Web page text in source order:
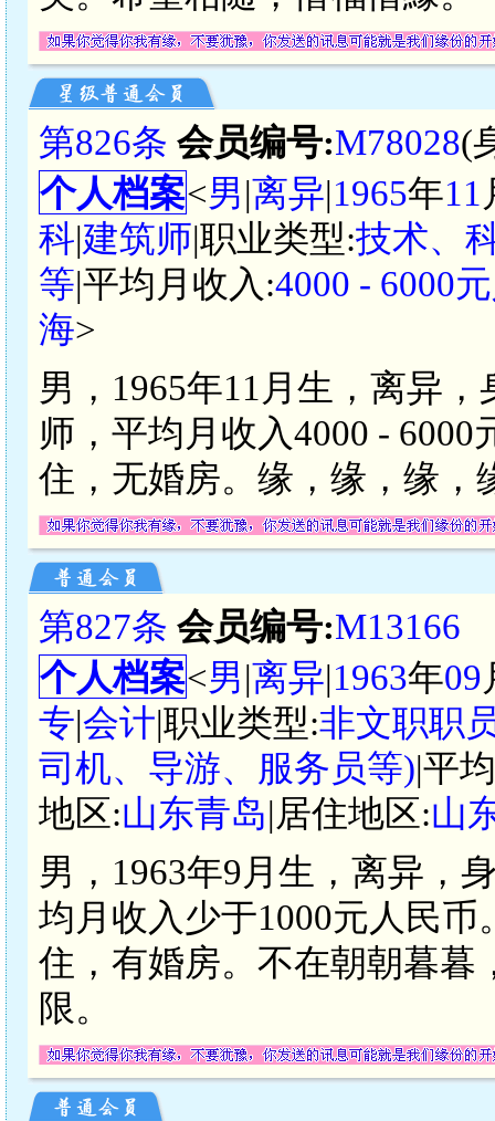
第826条 会员编号:M78028(
个人档案<男|离异|1965年11
科|建筑师|职业类型:技术、
等|平均月收入:4000 - 6000
海>
男，1965年11月生，离异
师，平均月收入4000 -
住，无婚房。缘，缘，缘，
第827条 会员编号:M13166
个人档案<男|离异|1963年09
专|会计|职业类型:非文职职
司机、导游、服务员等)|平
地区:山东青岛|居住地区:山
男，1963年9月生，离异，
均月收入少于1000元人民
住，有婚房。不在朝朝暮暮
限。